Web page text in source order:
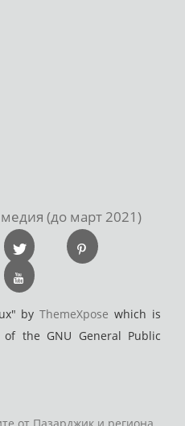
(до март 2021)
byThemeXpose which is
the GNU General Public